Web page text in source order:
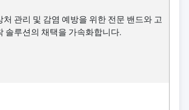
처 관리 및 감염 예방을 위한 전문 밴드와 고
솔루션의 채택을 가속화합니다.